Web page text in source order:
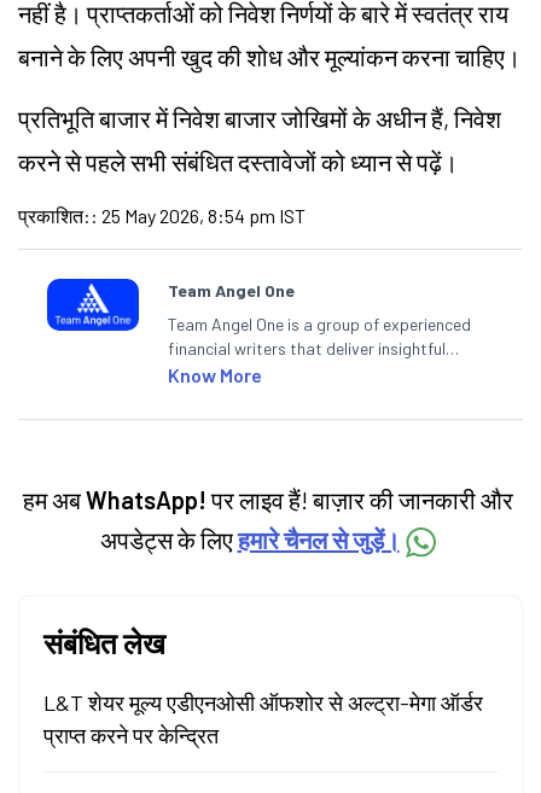
नहीं है। प्राप्तकर्ताओं को निवेश निर्णयों के बारे में स्वतंत्र राय
बनाने के लिए अपनी खुद की शोध और मूल्यांकन करना चाहिए।
प्रतिभूति बाजार में निवेश बाजार जोखिमों के अधीन हैं, निवेश
करने से पहले सभी संबंधित दस्तावेजों को ध्यान से पढ़ें।
प्रकाशित: : 25 May 2026, 8:54 pm IST
Team Angel One
Team Angel One is a group of experienced
financial writers that deliver insightful
articles on the stock market, IPO, economy,
categories.
Know More
हम अबWhatsApp! पर लाइव हैं! बाज़ार की जानकारी और
अपडेट्स के लिएहमारे चैनल से जुड़ें।
संबंधित लेख
L&T शेयर मूल्य एडीएनओसी ऑफशोर से अल्ट्रा-मेगा ऑर्डर
प्राप्त करने पर केन्द्रित